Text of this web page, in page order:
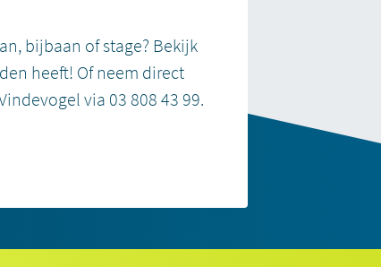
bijbaan of stage? Bekijk
heeft! Of neem direct
via 03 808 43 99.